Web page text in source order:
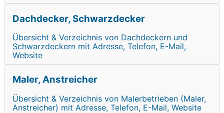
Dachdecker, Schwarzdecker
Übersicht & Verzeichnis von Dachdeckern und
Schwarzdeckern mit Adresse, Telefon, E-Mail,
Website
Maler, Anstreicher
Übersicht & Verzeichnis von Malerbetrieben (Maler,
Anstreicher) mit Adresse, Telefon, E-Mail, Website